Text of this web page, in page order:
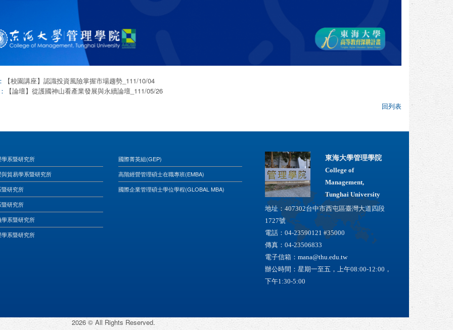
【校園講座】認識投資風險掌握市場趨勢_111/10/04
【論壇】從護國神山看產業發展與永續論壇_111/05/26
回列表
系暨研究所
貿易學系暨研究所
研究所
研究所
系暨研究所
系暨研究所
國際菁英組(GEP)
高階經營管理碩士在職專班(EMBA)
國際企業管理碩士學位學程(GLOBAL MBA)
東海大學管理學院
College of
Management,
Tunghai University
地址：407302台中市西屯區臺灣大道四段
1727號
電話：04-23590121 #35000
傳真：04-23506833
電子信箱： mana@thu.edu.tw
辦公時間：星期一至五，上午08:00-12:00，
下午1:30-5:00
2026 © All Rights Reserved.